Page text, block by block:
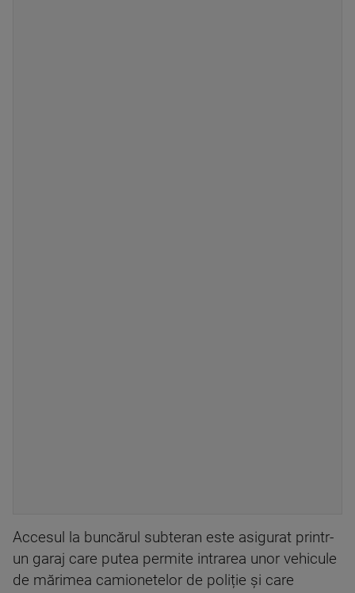
Accesul la buncărul subteran este asigurat printr-
un garaj care putea permite intrarea unor vehicule
de mărimea camionetelor de poliție și care